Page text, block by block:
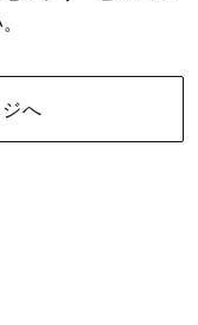
へ